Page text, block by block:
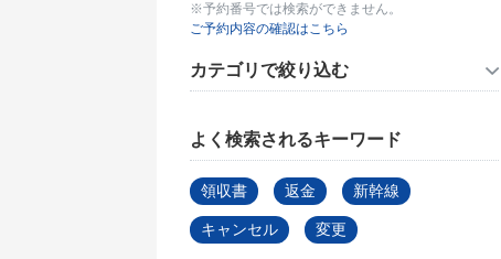
※予約番号では検索ができません。
ご予約内容の確認はこちら
カテゴリで絞り込む
よく検索されるキーワード
領収書 返金 新幹線
キャンセル 変更